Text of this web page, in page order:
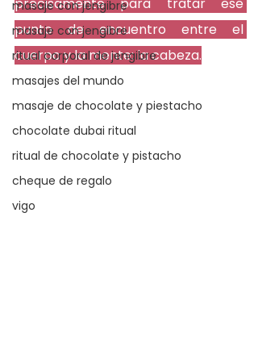
masaje con jengibre
masaje con jengibre
ritual corporal de jengibre
masajes del mundo
masaje de chocolate y piestacho
chocolate dubai ritual
ritual de chocolate y pistacho
cheque de regalo
vigo
punto de encuentro entre el
cuerpo y la mente: la cabeza.